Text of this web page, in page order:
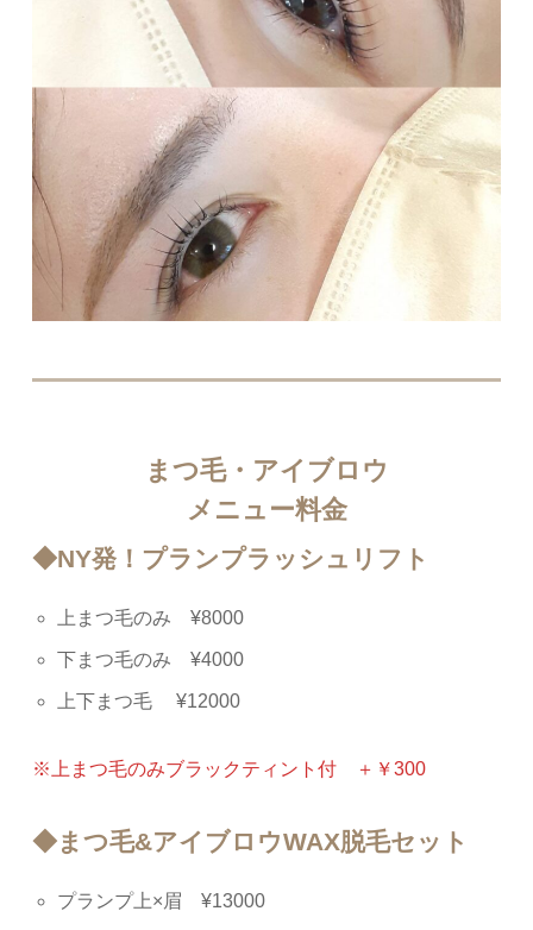
まつ毛・アイブロウ
メニュー料金
◆NY発！プランプラッシュリフト
上まつ毛のみ ¥8000
下まつ毛のみ ¥4000
上下まつ毛 ¥12000
※上まつ毛のみブラックティント付 ＋￥300
◆まつ毛&アイブロウWAX脱毛セット
プランプ上×眉 ¥13000